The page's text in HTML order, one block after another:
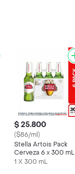
$ 25.800
($86/ml)
Stella Artois Pack
Cerveza 6 x 300 mL
1 X 300 mL